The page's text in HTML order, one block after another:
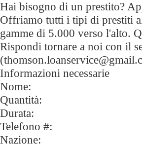
Hai bisogno di un prestito?
Offriamo tutti i tipi di prestiti
gamme di 5.000 verso l'alto.
Rispondi tornare a noi con il
Informazioni necessarie
Nome:
Quantità:
Durata:
Telefono #:
Nazione: